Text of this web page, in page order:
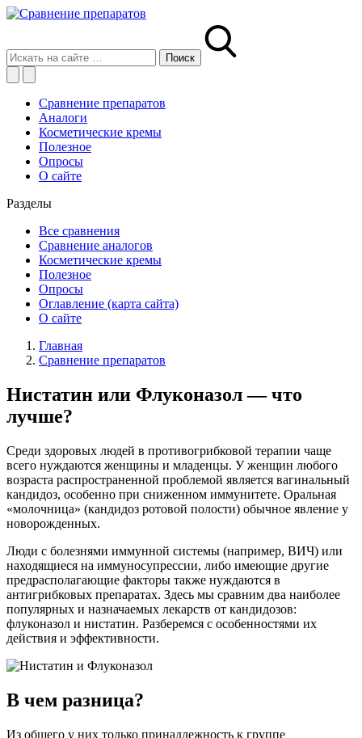
Сравнение препаратов
Аналоги
Косметические кремы
Полезное
Опросы
О сайте
Разделы
Все сравнения
Сравнение аналогов
Косметические кремы
Полезное
Опросы
Оглавление (карта сайта)
О сайте
Главная
Сравнение препаратов
Нистатин или Флуконазол — что
лучше?
Среди здоровых людей в противогрибковой терапии чаще
всего нуждаются женщины и младенцы. У женщин любого
возраста распространенной проблемой является вагинальный
кандидоз, особенно при сниженном иммунитете. Оральная
«молочница» (кандидоз ротовой полости) обычное явление у
новорожденных.
Люди с болезнями иммунной системы (например, ВИЧ) или
находящиеся на иммуносупрессии, либо имеющие другие
предрасполагающие факторы также нуждаются в
антигрибковых препаратах. Здесь мы сравним два наиболее
популярных и назначаемых лекарств от кандидозов:
флуконазол и нистатин. Разберемся с особенностями их
действия и эффективности.
В чем разница?
Из общего у них только принадлежность к группе